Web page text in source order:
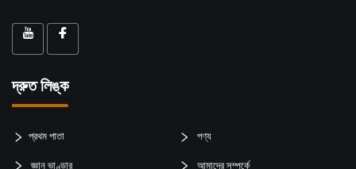
দ্রুত লিঙ্ক
প্রথম পাতা পণ্য
জ্ঞান ভাণ্ডার আমাদের সম্পর্কে